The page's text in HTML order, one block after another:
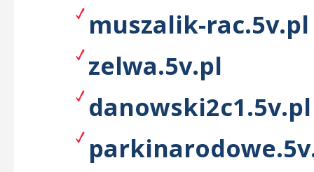
muszalik-rac.5v.pl
zelwa.5v.pl
danowski2c1.5v.pl